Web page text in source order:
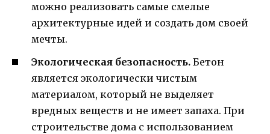
можно реализовать самые смелые
архитектурные идей и создать дом своей
мечты.
Экологическая безопасность. Бетон
является экологически чистым
материалом, который не выделяет
вредных веществ и не имеет запаха. При
строительстве дома с использованием